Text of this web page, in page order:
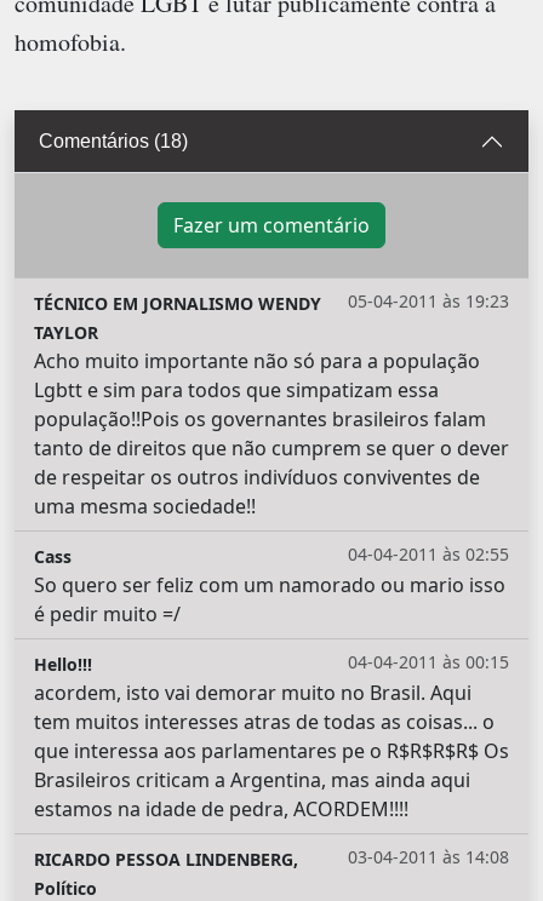
homofobia.
Comentários (18)
Fazer um comentário
05-04-2011 às 19:23
TÉCNICO EM JORNALISMO WENDY
TAYLOR
Acho muito importante não só para a população
Lgbtt e sim para todos que simpatizam essa
população!!Pois os governantes brasileiros falam
tanto de direitos que não cumprem se quer o dever
de respeitar os outros indivíduos conviventes de
uma mesma sociedade!!
04-04-2011 às 02:55
Cass
So quero ser feliz com um namorado ou mario isso
é pedir muito =/
04-04-2011 às 00:15
Hello!!!
acordem, isto vai demorar muito no Brasil. Aqui
tem muitos interesses atras de todas as coisas... o
que interessa aos parlamentares pe o R$R$R$R$ Os
Brasileiros criticam a Argentina, mas ainda aqui
estamos na idade de pedra, ACORDEM!!!!
03-04-2011 às 14:08
RICARDO PESSOA LINDENBERG,
Político